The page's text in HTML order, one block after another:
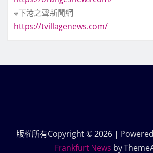
※下港之聲新聞網
https://tvillagenews.com/
版權所有Copyright © 2026 |
Frankfurt News by